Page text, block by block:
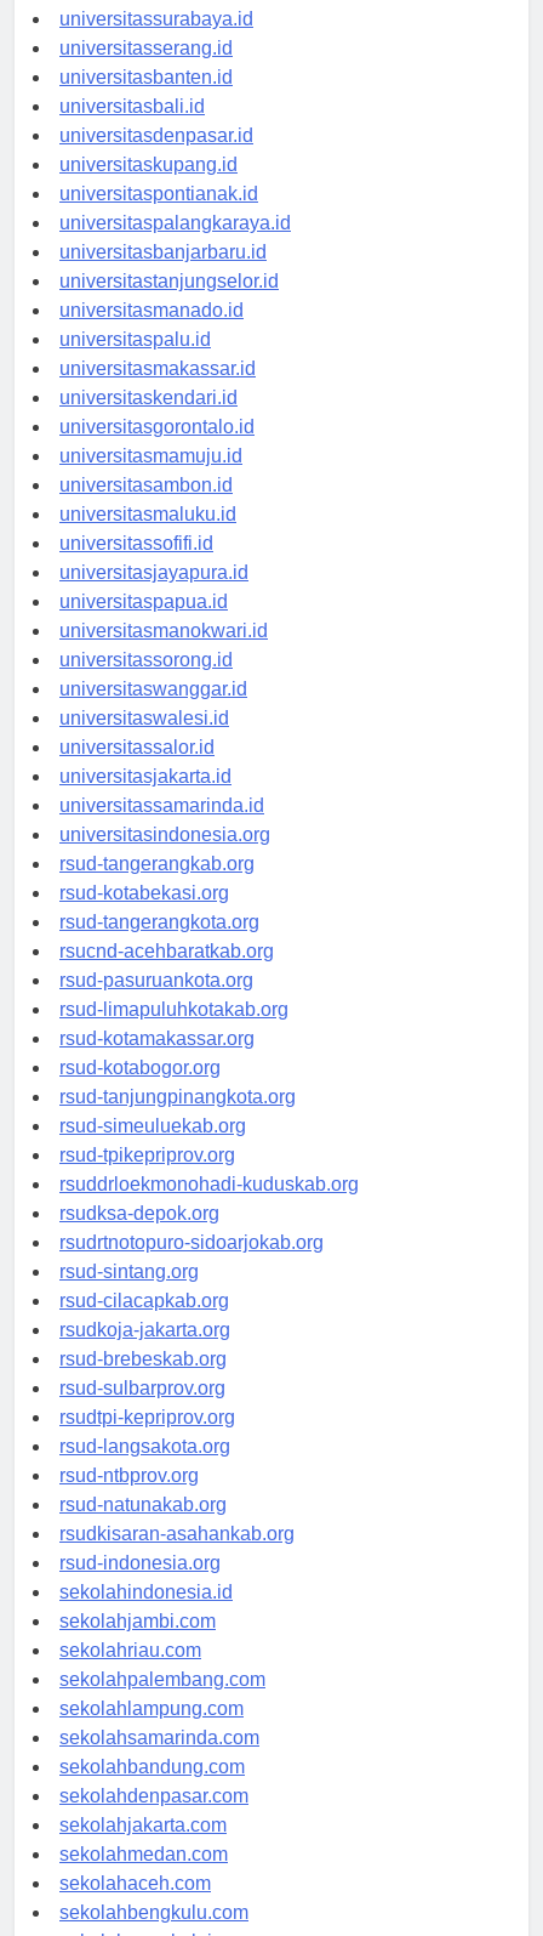
universitassurabaya.id
universitasserang.id
universitasbanten.id
universitasbali.id
universitasdenpasar.id
universitaskupang.id
universitaspontianak.id
universitaspalangkaraya.id
universitasbanjarbaru.id
universitastanjungselor.id
universitasmanado.id
universitaspalu.id
universitasmakassar.id
universitaskendari.id
universitasgorontalo.id
universitasmamuju.id
universitasambon.id
universitasmaluku.id
universitassofifi.id
universitasjayapura.id
universitaspapua.id
universitasmanokwari.id
universitassorong.id
universitaswanggar.id
universitaswalesi.id
universitassalor.id
universitasjakarta.id
universitassamarinda.id
universitasindonesia.org
rsud-tangerangkab.org
rsud-kotabekasi.org
rsud-tangerangkota.org
rsucnd-acehbaratkab.org
rsud-pasuruankota.org
rsud-limapuluhkotakab.org
rsud-kotamakassar.org
rsud-kotabogor.org
rsud-tanjungpinangkota.org
rsud-simeuluekab.org
rsud-tpikepriprov.org
rsuddrloekmonohadi-kuduskab.org
rsudksa-depok.org
rsudrtnotopuro-sidoarjokab.org
rsud-sintang.org
rsud-cilacapkab.org
rsudkoja-jakarta.org
rsud-brebeskab.org
rsud-sulbarprov.org
rsudtpi-kepriprov.org
rsud-langsakota.org
rsud-ntbprov.org
rsud-natunakab.org
rsudkisaran-asahankab.org
rsud-indonesia.org
sekolahindonesia.id
sekolahjambi.com
sekolahriau.com
sekolahpalembang.com
sekolahlampung.com
sekolahsamarinda.com
sekolahbandung.com
sekolahdenpasar.com
sekolahjakarta.com
sekolahmedan.com
sekolahaceh.com
sekolahbengkulu.com